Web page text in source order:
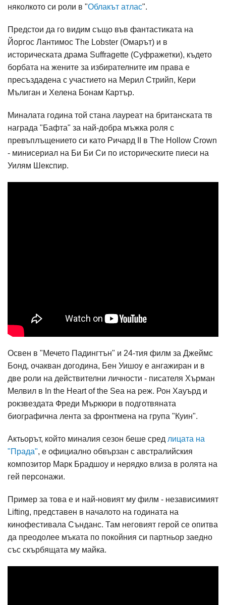
няколкото си роли в "Облакът атлас".
Предстои да го видим също във фантастиката на
Йоргос Лантимос The Lobster (Омарът) и в
историческата драма Suffragette (Суфражетки), където
борбата на жените за избирателните им права е
пресъздадена с участието на Мерил Стрийп, Кери
Мълиган и Хелена Бонам Картър.
Миналата година той стана лауреат на британската тв
награда "Бафта" за най-добра мъжка роля с
превъплъщението си като Ричард II в The Hollow Crown
- минисериал на Би Би Си по историческите пиеси на
Уилям Шекспир.
Освен в "Мечето Падингтън" и 24-тия филм за Джеймс
Бонд, очакван догодина, Бен Уишоу е ангажиран и в
две роли на действителни личности - писателя Хърман
Мелвил в In the Heart of the Sea на реж. Рон Хауърд и
рокзвездата Фреди Мъркюри в подготвяната
биографична лента за фронтмена на група "Куин".
Актьорът, който миналия сезон беше сред лицата на
"Прада", е официално обвързан с австралийския
композитор Марк Брадшоу и нерядко влиза в ролята на
гей персонажи.
Пример за това е и най-новият му филм - независимият
Lifting, представен в началото на годината на
кинофестивала Сънданс. Там неговият герой се опитва
да преодолее мъката по покойния си партньор заедно
със скърбящата му майка.